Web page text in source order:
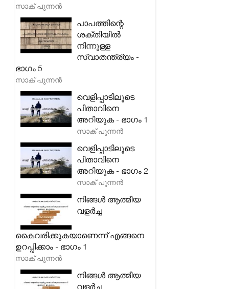
സാക് പുന്നൻ
പാപത്തിന്റെ
ശക്തിയിൽ
നിന്നുള്ള
സ്വാതന്ത്ര്യം -
ഭാഗം 5
സാക് പുന്നൻ
വെളിപ്പാടിലൂടെ
പിതാവിനെ
അറിയുക - ഭാഗം 1
സാക് പുന്നൻ
വെളിപ്പാടിലൂടെ
പിതാവിനെ
അറിയുക - ഭാഗം 2
സാക് പുന്നൻ
നിങ്ങൾ ആത്മീയ
വളർച്ച
കൈവരിക്കുകയാണെന്ന് എങ്ങനെ
ഉറപ്പിക്കാം - ഭാഗം 1
സാക് പുന്നൻ
നിങ്ങൾ ആത്മീയ
വളർച്ച